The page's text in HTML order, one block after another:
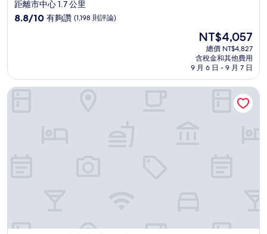
級
距離市中心 1.7 公里
8.8
有
夠
8.8/10 有夠讚 (1,198 則評論)
現
價
格
為
NT$4,057
NT$4,057
總價 NT$4,827
含稅金和其他費用
9 月 6 日 - 9 月 7 日
里維耶爾迪盧凱富飯店